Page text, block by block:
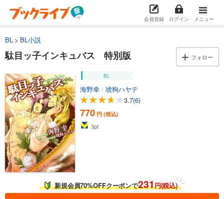
会員登録 ログイン メニュー
BL BL小説
駄目ッ子インキュバス 特別版 フォロー
BL
海野幸 / 琥狗ハヤテ
3.7(6)
770 円 (税込)
3pt
新規会員70%OFFクーポンで231円(税込)